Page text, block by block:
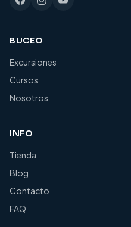
BUCEO
Excursiones
Cursos
Nosotros
INFO
Tienda
Blog
Contacto
FAQ